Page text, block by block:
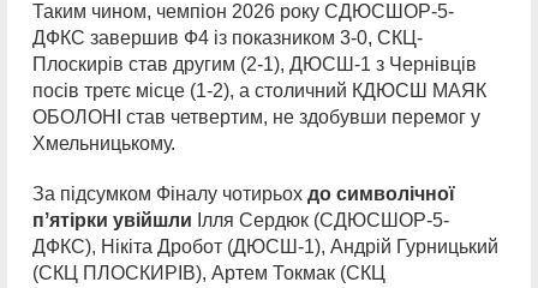
Таким чином, чемпіон 2026 року СДЮСШОР-5-
ДФКС завершив Ф4 із показником 3-0, СКЦ-
Плоскирів став другим (2-1), ДЮСШ-1 з Чернівців
посів третє місце (1-2), а столичний КДЮСШ МАЯК
ОБОЛОНІ став четвертим, не здобувши перемог у
Хмельницькому.
За підсумком Фіналу чотирьох до символічної
пʼятірки увійшли Ілля Сердюк (СДЮСШОР-5-
ДФКС), Нікіта Дробот (ДЮСШ-1), Андрій Гурницький
(СКЦ ПЛОСКИРІВ), Артем Токмак (СКЦ